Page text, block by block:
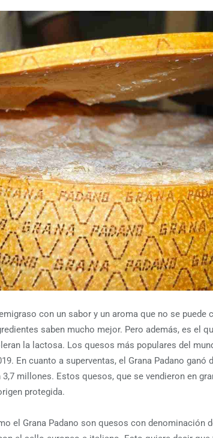
con un sabor y un aroma que no se puede
saben mucho mejor. Pero además, es el
la lactosa. Los quesos más populares del
En cuanto a superventas, el Grana Padano ganó
millones. Estos quesos, que se vendieron en
protegida.
el Grana Padano son quesos con denominación